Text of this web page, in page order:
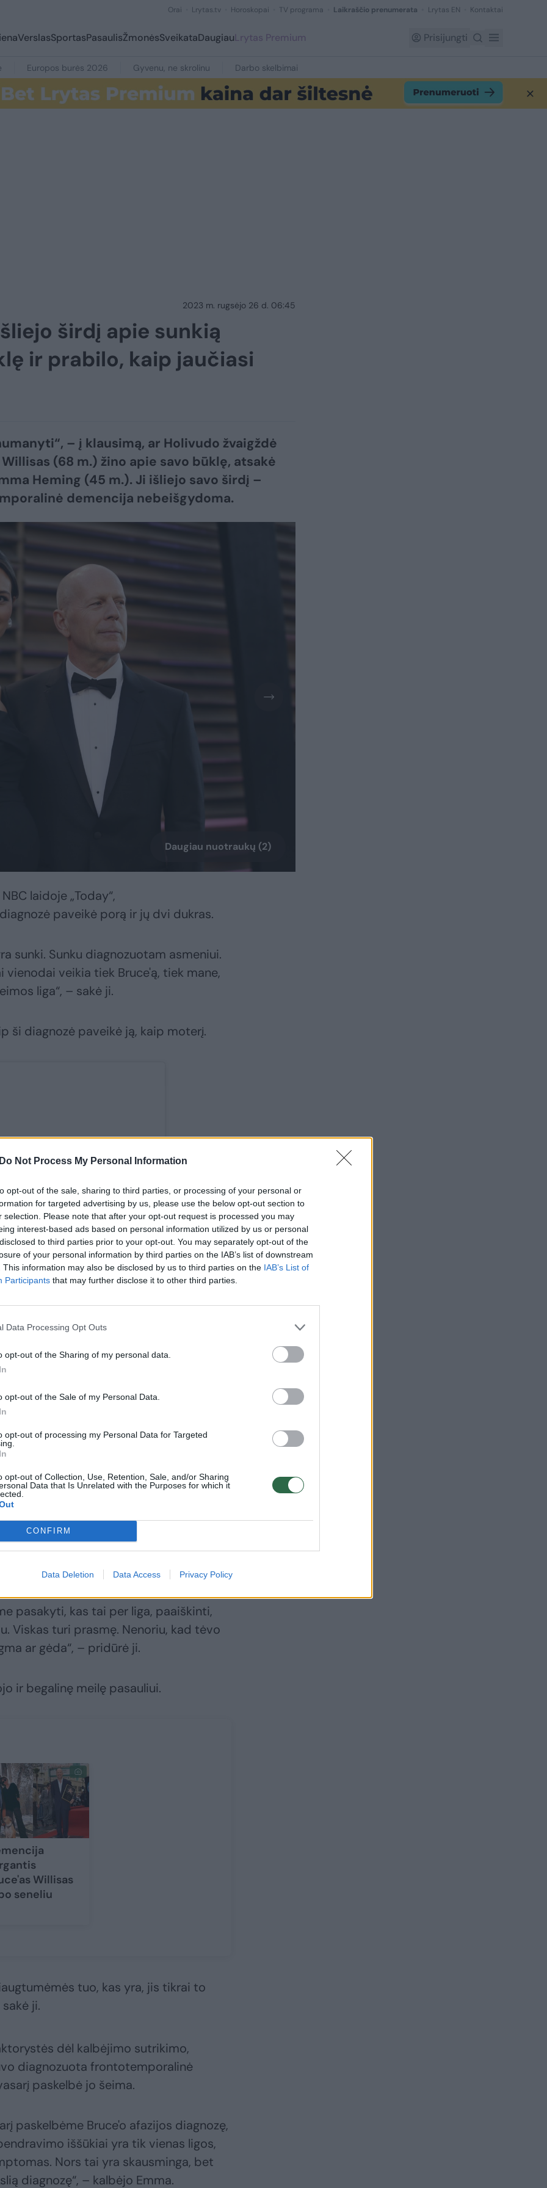
Do Not Process My Personal Information
opt-out of the sale, sharing to third parties, or processing of your personal or
for targeted advertising by us, please use the below opt-out section to
selection. Please note that after your opt-out request is processed you may
interest-based ads based on personal information utilized by us or personal
to third parties prior to your opt-out. You may separately opt-out of the
of your personal information by third parties on the IAB’s list of downstream
This information may also be disclosed by us to third parties on the IAB’s List of
Participants that may further disclose it to other third parties.
Data Processing Opt Outs
opt-out of the Sharing of my personal data.
opt-out of the Sale of my Personal Data.
opt-out of processing my Personal Data for Targeted
opt-out of Collection, Use, Retention, Sale, and/or Sharing
Data that Is Unrelated with the Purposes for which it
CONFIRM
Data Deletion Data Access Privacy Policy
Orai Lrytas.tv Horoskopai TV programa Laikraščio prenumerata Lrytas EN Kontaktai
VerslasSportasPasaulisŽmonėsSveikataDaugiauLrytas Premium Prisijungti
Europos burės 2026 Gyvenu, ne skrolinu Darbo skelbimai
2023 m. rugsėjo 26 d. 06:45
širdį apie sunkią
ir prabilo, kaip jaučiasi
– į klausimą, ar Holivudo žvaigždė
(68 m.) žino apie savo būklę, atsakė
Heming (45 m.). Ji išliejo savo širdį –
demencija nebeišgydoma.
Daugiau nuotraukų (2)
laidoje „Today“,
paveikė porą ir jų dvi dukras.
sunki. Sunku diagnozuotam asmeniui.
veikia tiek Bruce'ą, tiek mane,
liga“, – sakė ji.
ši diagnozė paveikė ją, kaip moterį.
on Instagram
ir prakeiksmas“, – sakė ji ir
kas su juo vyksta, nors tai vis dar
šiek tiek lengviau. Mes esame
pasakoju.
pasakyti, kas tai per liga, paaiškinti,
Viskas turi prasmę. Nenoriu, kad tėvo
ar gėda“, – pridūrė ji.
ir begalinę meilę pasauliui.
Willisas
seneliu
tuo, kas yra, jis tikrai to
ji.
dėl kalbėjimo sutrikimo,
diagnozuota frontotemporalinė
paskelbė jo šeima.
paskelbėme Bruce'o afazijos diagnozę,
iššūkiai yra tik vienas ligos,
Nors tai yra skausminga, bet
diagnozę“, – kalbėjo Emma.